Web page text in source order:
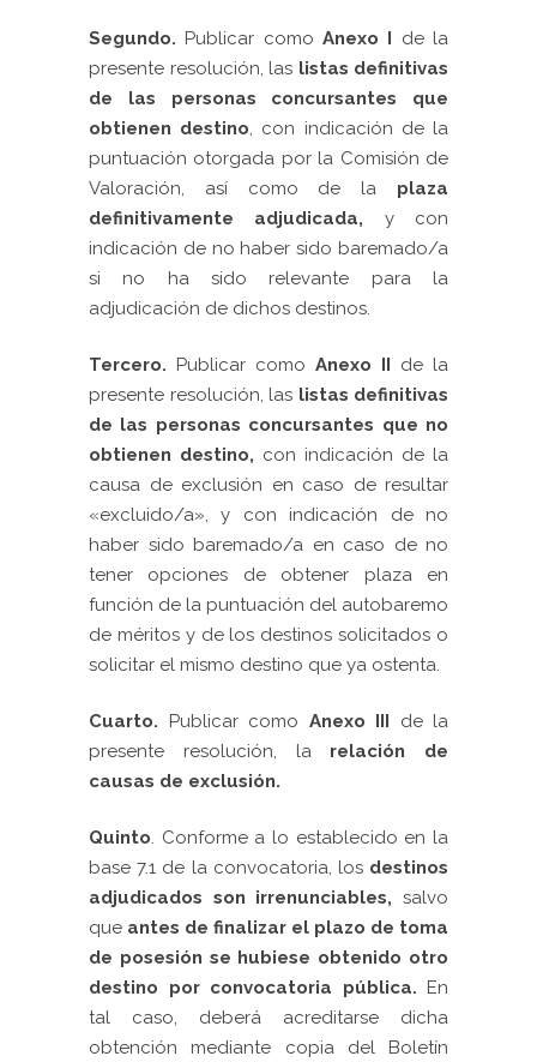
Segundo. Publicar como Anexo I de la
presente resolución, las listas definitivas
de las personas concursantes que
obtienen destino, con indicación de la
puntuación otorgada por la Comisión de
Valoración, así como de la plaza
definitivamente adjudicada, y con
indicación de no haber sido baremado/a
si no ha sido relevante para la
adjudicación de dichos destinos.
Tercero. Publicar como Anexo II de la
presente resolución, las listas definitivas
de las personas concursantes que no
obtienen destino, con indicación de la
causa de exclusión en caso de resultar
«excluido/a», y con indicación de no
haber sido baremado/a en caso de no
tener opciones de obtener plaza en
función de la puntuación del autobaremo
de méritos y de los destinos solicitados o
solicitar el mismo destino que ya ostenta.
Cuarto. Publicar como Anexo III de la
presente resolución, la relación de
causas de exclusión.
Quinto. Conforme a lo establecido en la
base 7.1 de la convocatoria, los destinos
adjudicados son irrenunciables, salvo
que antes de finalizar el plazo de toma
de posesión se hubiese obtenido otro
destino por convocatoria pública. En
tal caso, deberá acreditarse dicha
obtención mediante copia del Boletín